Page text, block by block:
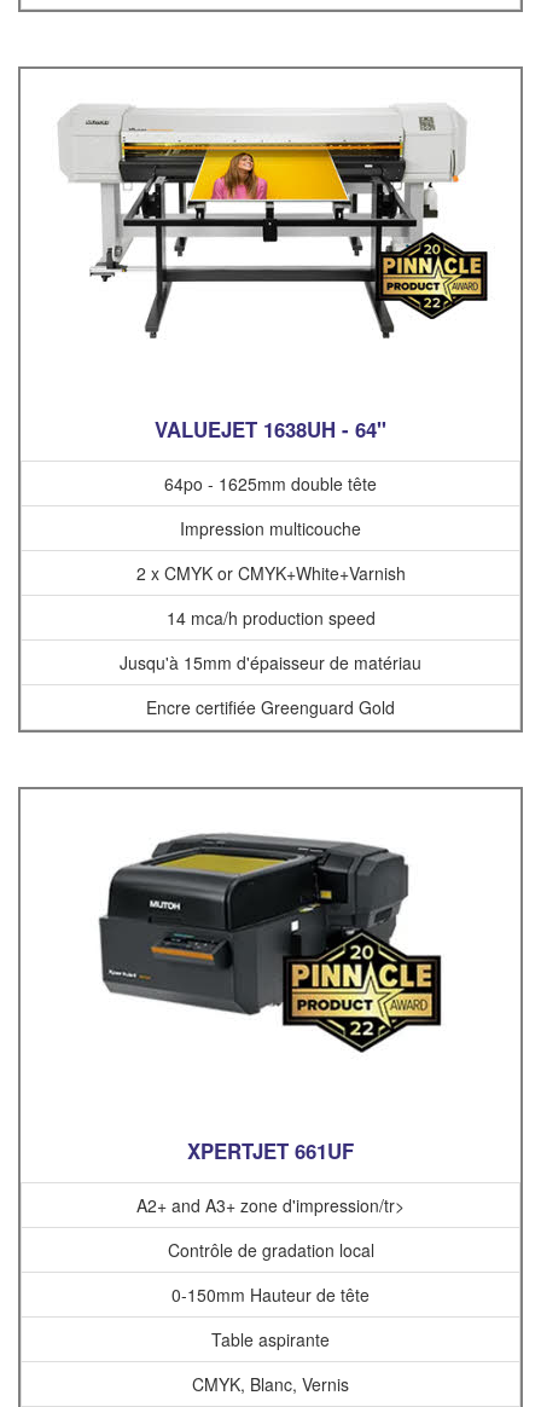
VALUEJET 1638UH - 64"
64po - 1625mm double tête
Impression multicouche
2 x CMYK or CMYK+White+Varnish
14 mca/h production speed
Jusqu'à 15mm d'épaisseur de matériau
Encre certifiée Greenguard Gold
XPERTJET 661UF
A2+ and A3+ zone d'impression/tr>
Contrôle de gradation local
0-150mm Hauteur de tête
Table aspirante
CMYK, Blanc, Vernis